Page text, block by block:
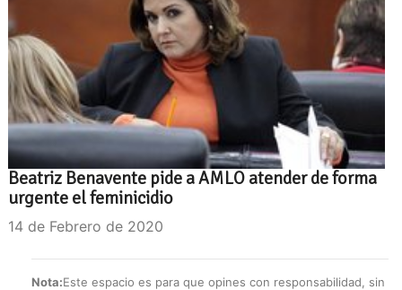
Beatriz Benavente pide a AMLO atender de forma
urgente el feminicidio
14 de Febrero de 2020
Nota:Este espacio es para que opines con responsabilidad, sin